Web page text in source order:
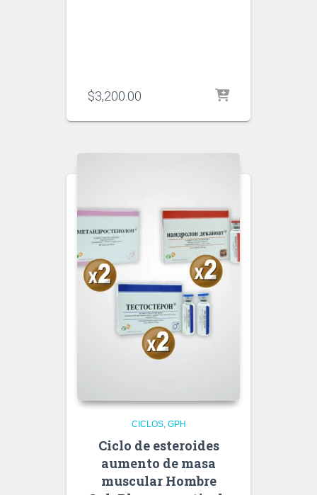
$3,200.00
CICLOS GPH
Ciclo de esteroides
aumento de masa
muscular Hombre